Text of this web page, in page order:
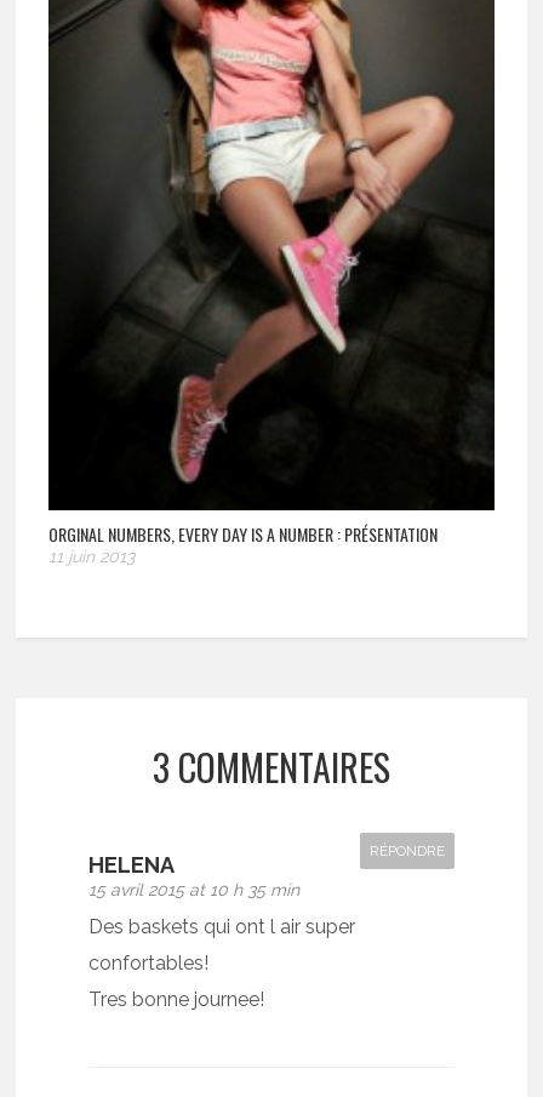
ORGINAL NUMBERS, EVERY DAY IS A NUMBER : PRÉSENTATION
11 juin 2013
3 COMMENTAIRES
HELENA
15 avril 2015 at 10 h 35 min
RÉPONDRE
Des baskets qui ont l air super
confortables!
Tres bonne journee!